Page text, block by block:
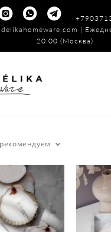
|
20.00 (Москва)
рекомендуем